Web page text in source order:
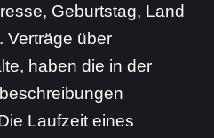
Geburtstag, Land
Verträge über
haben die in der
Laufzeit eines